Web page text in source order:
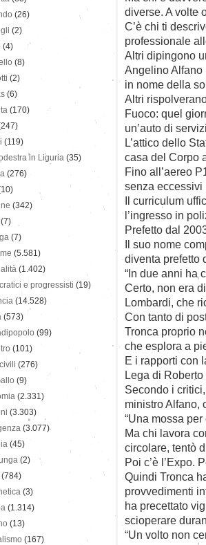
diverse. A volte
C’è chi ti
professionale
Altri dipingono
Angelino Alfano
in nome della
Altri
Fuoco: quel
un’auto di
L’attico dello
casa del Corpo
Fino all’aereo
senza eccessivi
Il curriculum
l’ingresso in
Prefetto dal
Il suo nome
diventa prefetto
“In due anni ha
Certo, non era
Lombardi, che
Con tanto di
Tronca proprio
che esplora a
E i rapporti con
Lega di
Secondo i
ministro Alfano,
“Una mossa
Ma chi lavora
circolare, tentò
Poi c’è l’Expo.
Quindi Tronca
provvedimenti
ha precettato
scioperare
“Un volto non
(26)
(2)
(4)
(8)
(2)
(6)
(170)
(119)
in Liguria (35)
(276)
(342)
(7)
(7)
(5.581)
(1.402)
e progressisti (19)
(14.528)
(573)
(99)
(101)
(276)
(9)
(2.331)
(3.303)
(3.077)
(45)
(2)
(784)
(3)
(1.314)
(13)
(167)